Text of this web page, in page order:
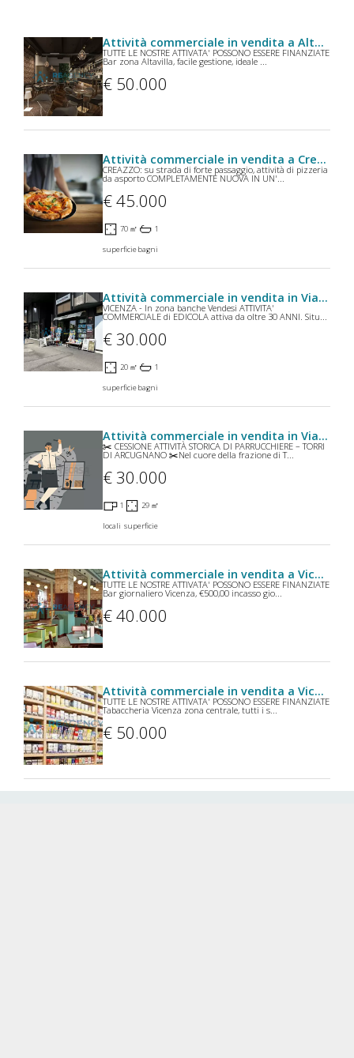
Attività commerciale in vendita a Altavilla Vicentina
TUTTE LE NOSTRE ATTIVATA' POSSONO ESSERE FINANZIATE
Bar zona Altavilla, facile gestione, ideale ...
€ 50.000
Attività commerciale in vendita a Creazzo
CREAZZO: su strada di forte passaggio, attività di pizzeria
da asporto COMPLETAMENTE NUOVA IN UN'...
€ 45.000
70 ㎡
superficie
1
bagni
Attività commerciale in vendita in Viale Battaglione Framarin a Vicenza
VICENZA - In zona banche Vendesi ATTIVITA'
COMMERCIALE di EDICOLA attiva da oltre 30 ANNI. Situ...
€ 30.000
20 ㎡
superficie
1
bagni
Attività commerciale in vendita in Via Monte Lungo a Arcugnano
✂️ CESSIONE ATTIVITÀ STORICA DI PARRUCCHIERE – TORRI
DI ARCUGNANO ✂️Nel cuore della frazione di T...
€ 30.000
1
locali
29 ㎡
superficie
Attività commerciale in vendita a Vicenza
TUTTE LE NOSTRE ATTIVATA' POSSONO ESSERE FINANZIATE
Bar giornaliero Vicenza, €500,00 incasso gio...
€ 40.000
Attività commerciale in vendita a Vicenza
TUTTE LE NOSTRE ATTIVATA' POSSONO ESSERE FINANZIATE
Tabaccheria Vicenza zona centrale, tutti i s...
€ 50.000